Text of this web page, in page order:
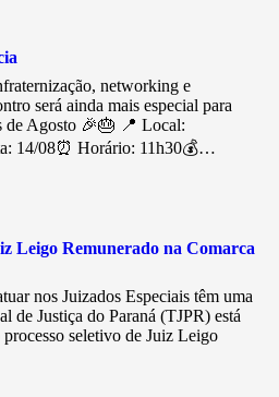
networking e
será ainda mais especial para
de Agosto 🎉🎂 📍 Local:
14/08⏰ Horário: 11h30💰…
Leigo Remunerado na Comarca
nos Juizados Especiais têm uma
de Justiça do Paraná (TJPR) está
seletivo de Juiz Leigo